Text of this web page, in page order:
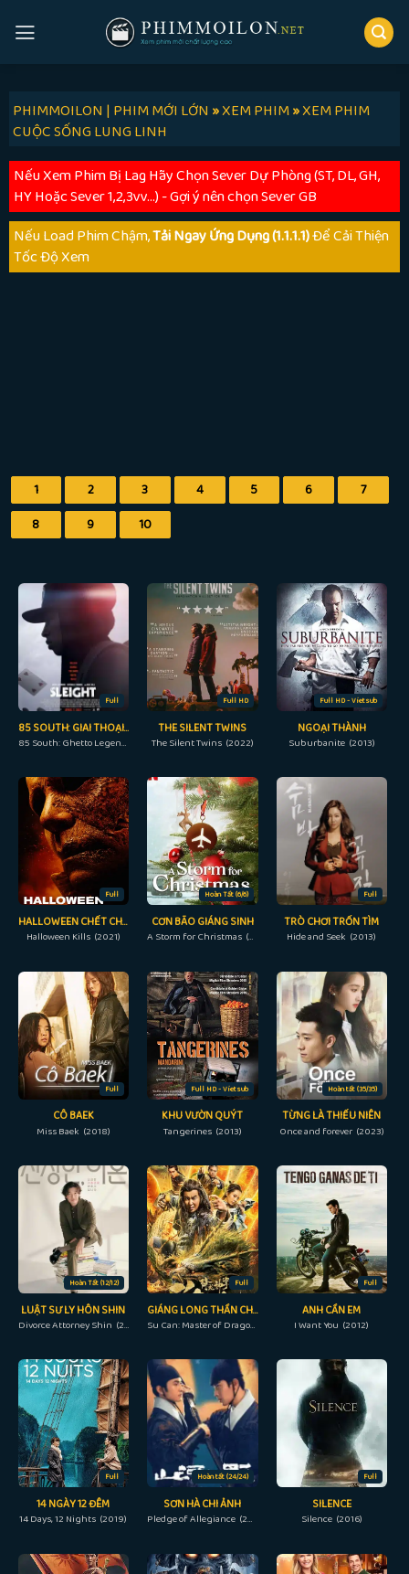
PHIMMOILON | PHIM MỚI LỚN»XEM PHIM»XEM PHIM
CUỘC SỐNG LUNG LINH
Nếu Xem Phim Bị Lag Hãy Chọn Sever Dự Phòng (ST, DL, GH,
HY Hoặc Sever 1,2,3vv...) - Gợi ý nên chọn Sever GB
Nếu Load Phim Chậm,Tải Ngay Ứng Dụng (1.1.1.1)Để Cải Thiện
Tốc Độ Xem
1 2 3 4 5 6
7
8
9 10
Full
85 SOUTH: GIAI THOẠI ĐƯỜNG PHỐ
85 South: Ghetto Legends (2023)
Full HD
THE SILENT TWINS
The Silent Twins (2022)
Full HD - Vietsub
NGOẠI THÀNH
Suburbanite (2013)
Full
HALLOWEEN CHẾT CHÓC
Halloween Kills (2021)
Hoàn Tất (6/6)
CƠN BÃO GIÁNG SINH
A Storm for Christmas (2022)
Full
TRÒ CHƠI TRỐN TÌM
Hide and Seek (2013)
Full
CÔ BAEK
Miss Baek (2018)
Full HD - Vietsub
KHU VƯỜN QUÝT
Tangerines (2013)
Hoàn tất (35/35)
TỪNG LÀ THIẾU NIÊN
Once and forever (2023)
Hoàn Tất (12/12)
LUẬT SƯ LY HÔN SHIN
Divorce Attorney Shin (2023)
Full
GIÁNG LONG THẦN CHƯỞNG TÔ KHẤT NHI
Su Can: Master of Dragon-strike Palms (2018)
Full
ANH CẦN EM
I Want You (2012)
Full
14 NGÀY 12 ĐÊM
14 Days, 12 Nights (2019)
Hoàn tất (24/24)
SƠN HÀ CHI ẢNH
Pledge of Allegiance (2023)
Full
SILENCE
Silence (2016)